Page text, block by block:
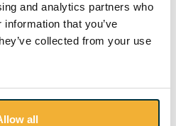
and analytics partners who
that you’ve
collected from your use
all
voor Riggers &
21% BTW